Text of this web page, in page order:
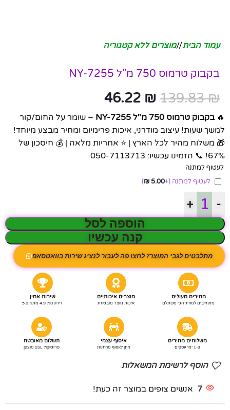
עמוד הבית/ מוצרים ללא קטגוריה
בקבוק טרמוס 750 מ"ל NY-7255
139.83₪
46.22 ₪
🔥בקבוק טרמוס 750 מ"ל NY-7255
– שומר על החום/קור
למשך שעות! עיצוב מודרני, איכות פרימיום ומחיר מבצע מיוחד!
🎁 משלוח מהיר לכל הארץ | ⭐ אחריות מלאה | 💰 חיסכון של
67%! 📞 הזמינו עכשיו: 050-7113713
לעטוף למתנה
לעטוף למתנה (+
5.00
₪
)
-
+
הוספה לסל
קנה עכשיו
מתלבטים לגבי המוצר? לחצו פה לעבור לנציג שירות בוואטסאפ
מחירים מעולים
מתחייבים למחיר הכי משתלם
מוצרים איכותיים
איכות מוצר מובטחת
שירות אמין
דירוג גוגל 4.9 מתוך 5.0
משלוחים מהירים
1-3 ימי עסקים
איסוף עצמי
ניתן לאסוף מהחנות
תשלום מאובטח
פרוטוקול SSL מוצפן
הוסף לרשימת המשאלות
7 אנשים צופים במוצר זה כעת!